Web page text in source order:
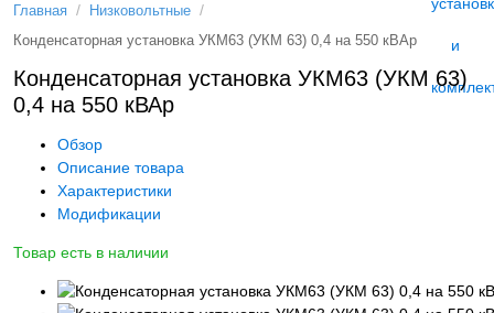
Главная / Низковольтные /
Конденсаторная установка УКМ63 (УКМ 63) 0,4 на 550 кВАр
Конденсаторная установка УКМ63 (УКМ 63)
0,4 на 550 кВАр
Обзор
Описание товара
Характеристики
Модификации
Товар есть в наличии